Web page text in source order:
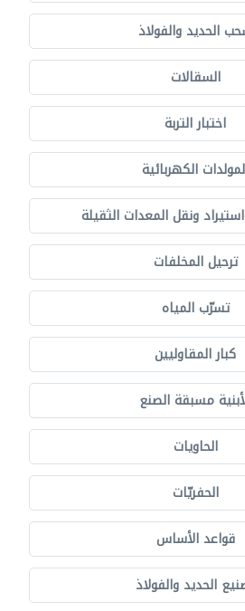
الحديد والفولاذ
السقالات
اختبار التربة
الكهربائية
ونقل المعدات الثقيلة
ترحيل المخلفات
تسرّب المياه
كبار المقاوليين
مسبقة الصنع
الحاويات
الحفريّات
قواعد الأساس
الحديد والفولاذ